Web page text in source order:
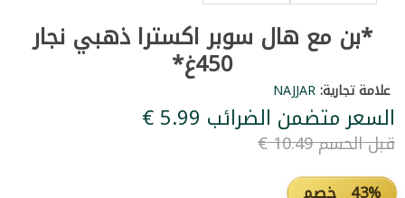
*بن مع هال سوبر اكسترا ذهبي نجار
450غ*
علامة تجارية:NAJJAR
السعر متضمن الضرائب ‏5.99 €
قبل الحسم ‏10.49 €